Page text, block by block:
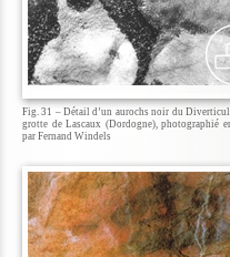
Fig. 31 – Détail d’un aurochs noir du
grotte de Lascaux (Dordogne), photographié
par Fernand Windels